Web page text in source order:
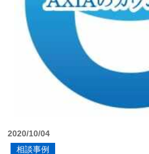
2020/10/04
相談事例